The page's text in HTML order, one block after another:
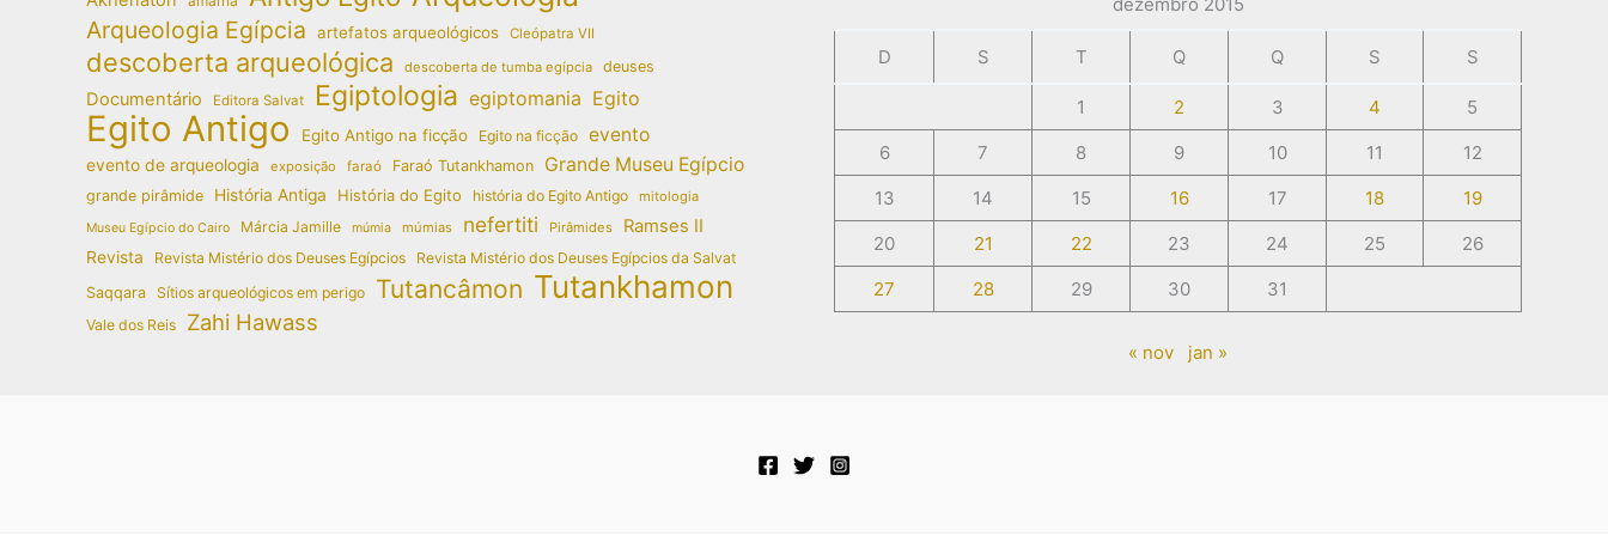
Arqueologia Egípcia artefatos arqueológicos Cleópatra VII
descoberta arqueológica descoberta de tumba egípcia deuses
Documentário Editora Salvat Egiptologia egiptomania Egito
Egito Antigo Egito Antigo na ficção Egito na ficção evento
evento de arqueologia exposição faraó Faraó Tutankhamon Grande Museu Egípcio
grande pirâmide História Antiga História do Egito história do Egito Antigo mitologia
Museu Egípcio do Cairo Márcia Jamille múmia múmias nefertiti Pirâmides Ramses II
Revista Revista Mistério dos Deuses Egípcios
Revista Mistério dos Deuses Egípcios da Salvat
Saqqara Sítios arqueológicos em perigo Tutancâmon Tutankhamon
Vale dos Reis Zahi Hawass
D S T Q Q S S
1 2 3 4
5
6
7 8 9 10 11
12
13
14 15 16 17 18
19
20
21 22 23 24 25
26
27
28 29 30 31
« nov jan »